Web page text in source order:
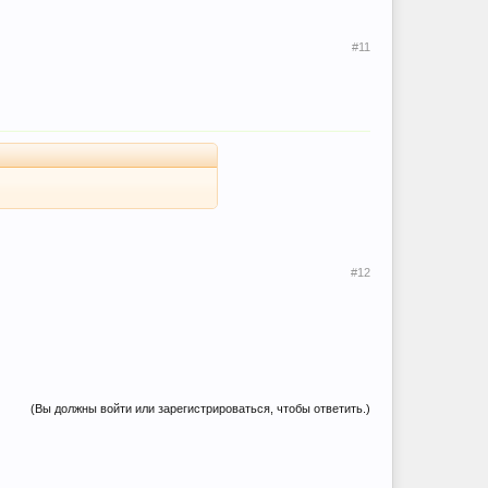
#11
#12
(Вы должны войти или зарегистрироваться, чтобы ответить.)